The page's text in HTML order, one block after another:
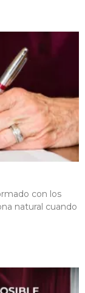
con los
natural cuando